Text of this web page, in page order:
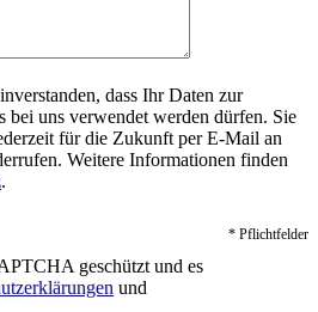
dass Ihr Daten zur
bei uns verwendet werden dürfen. Sie
für die Zukunft per E-Mail an
Weitere Informationen finden
.
* Pflichtfelder
geschützt und es
und